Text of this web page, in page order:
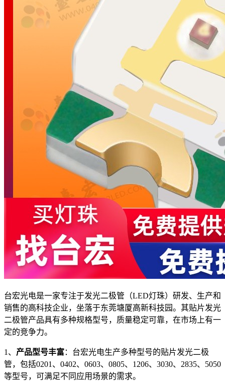
台宏光电是一家专注于发光二极管（LED灯珠）研发、生产和
销售的高科技企业，坐落于东莞塘厦高新科技园。其贴片发光
二极管产品具有多种规格型号，质量稳定可靠，在市场上有一
定的竞争力。
1、 产品型号丰富：台宏光电生产多种型号的贴片发光二极
管，包括0201、0402、0603、0805、1206、3030、2835、5050
等型号，可满足不同应用场景的需求。